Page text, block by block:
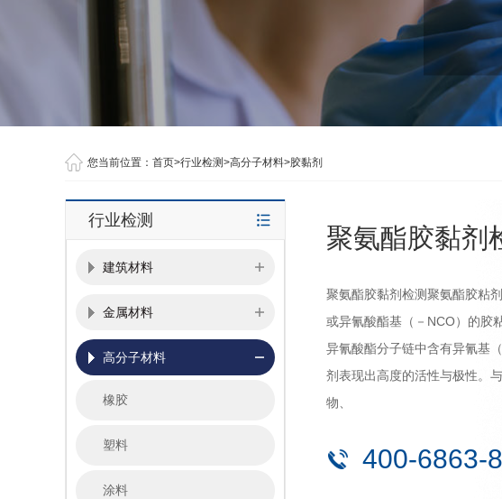
您当前位置： 首页>行业检测>高分子材料>胶黏剂
行业检测
建筑材料
金属材料
高分子材料
橡胶
塑料
涂料
聚氨酯胶黏剂
聚氨酯胶黏剂检测聚氨酯胶粘
或异氰酸酯基（－NCO）的胶
异氰酸酯分子链中含有异氰基
剂表现出高度的活性与极性。
物、
400-6863-